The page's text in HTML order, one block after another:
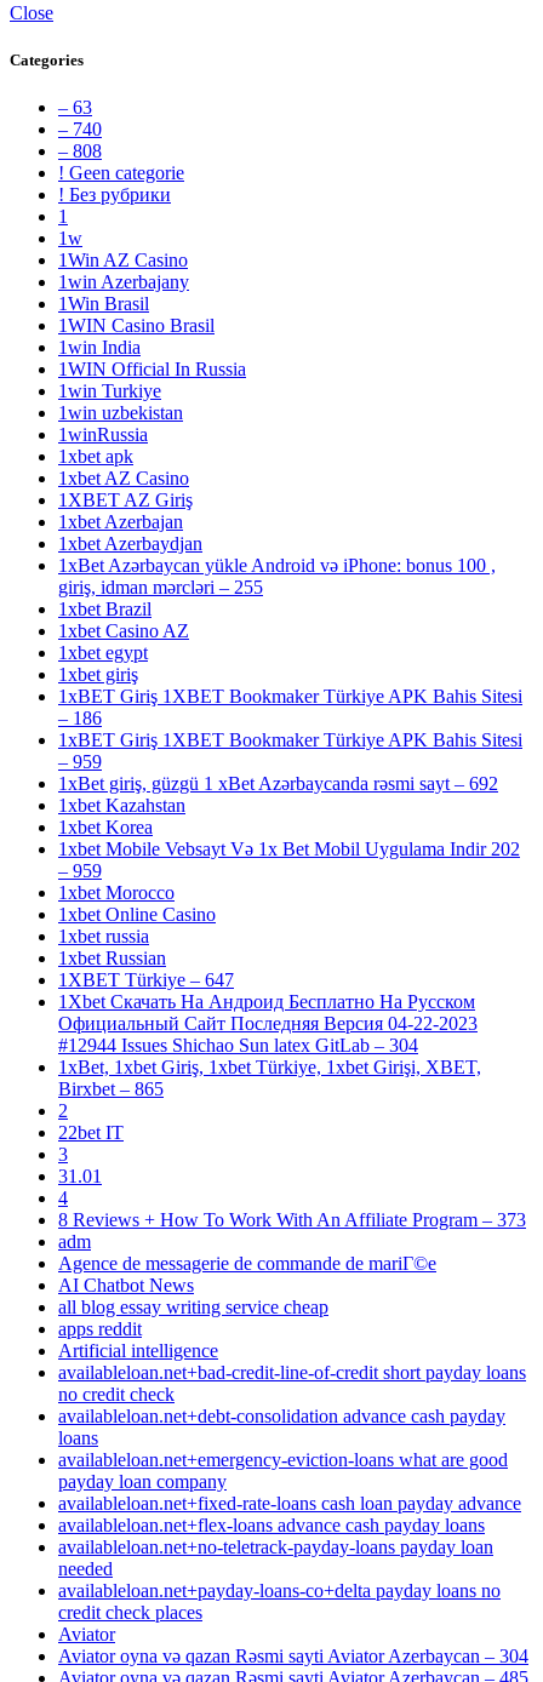
Close
Categories
– 63
– 740
– 808
! Geen categorie
! Без рубрики
1
1w
1Win AZ Casino
1win Azerbajany
1Win Brasil
1WIN Casino Brasil
1win India
1WIN Official In Russia
1win Turkiye
1win uzbekistan
1winRussia
1xbet apk
1xbet AZ Casino
1XBET AZ Giriş
1xbet Azerbajan
1xbet Azerbaydjan
1xBet Azərbaycan yükle Android və iPhone: bonus 100 ,
giriş, idman mərcləri – 255
1xbet Brazil
1xbet Casino AZ
1xbet egypt
1xbet giriş
1xBET Giriş 1XBET Bookmaker Türkiye APK Bahis Sitesi
– 186
1xBET Giriş 1XBET Bookmaker Türkiye APK Bahis Sitesi
– 959
1xBet giriş, güzgü 1 xBet Azərbaycanda rəsmi sayt – 692
1xbet Kazahstan
1xbet Korea
1xbet Mobile Vebsayt Və 1x Bet Mobil Uygulama Indir 202
– 959
1xbet Morocco
1xbet Online Casino
1xbet russia
1xbet Russian
1XBET Türkiye – 647
1Xbet Скачать На Андроид Бесплатно На Русском
Официальный Сайт Последняя Версия 04-22-2023
#12944 Issues Shichao Sun latex GitLab – 304
1xBet, 1xbet Giriş, 1xbet Türkiye, 1xbet Girişi, XBET,
Birxbet – 865
2
22bet IT
3
31.01
4
8 Reviews + How To Work With An Affiliate Program – 373
adm
Agence de messagerie de commande de mariГ©e
AI Chatbot News
all blog essay writing service cheap
apps reddit
Artificial intelligence
availableloan.net+bad-credit-line-of-credit short payday loans
no credit check
availableloan.net+debt-consolidation advance cash payday
loans
availableloan.net+emergency-eviction-loans what are good
payday loan company
availableloan.net+fixed-rate-loans cash loan payday advance
availableloan.net+flex-loans advance cash payday loans
availableloan.net+no-teletrack-payday-loans payday loan
needed
availableloan.net+payday-loans-co+delta payday loans no
credit check places
Aviator
Aviator oyna və qazan Rəsmi sayti Aviator Azerbaycan – 304